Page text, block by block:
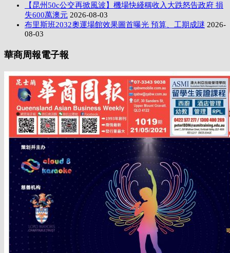
【昆州50c公交再掀風波】機場快綫稱收入大跌怒告政府 損
失600萬澳元 2026-08-03
布里斯班2032奧運場館效果圖首曝光 預算、工期成謎 2026-
08-03
華商周報電子報